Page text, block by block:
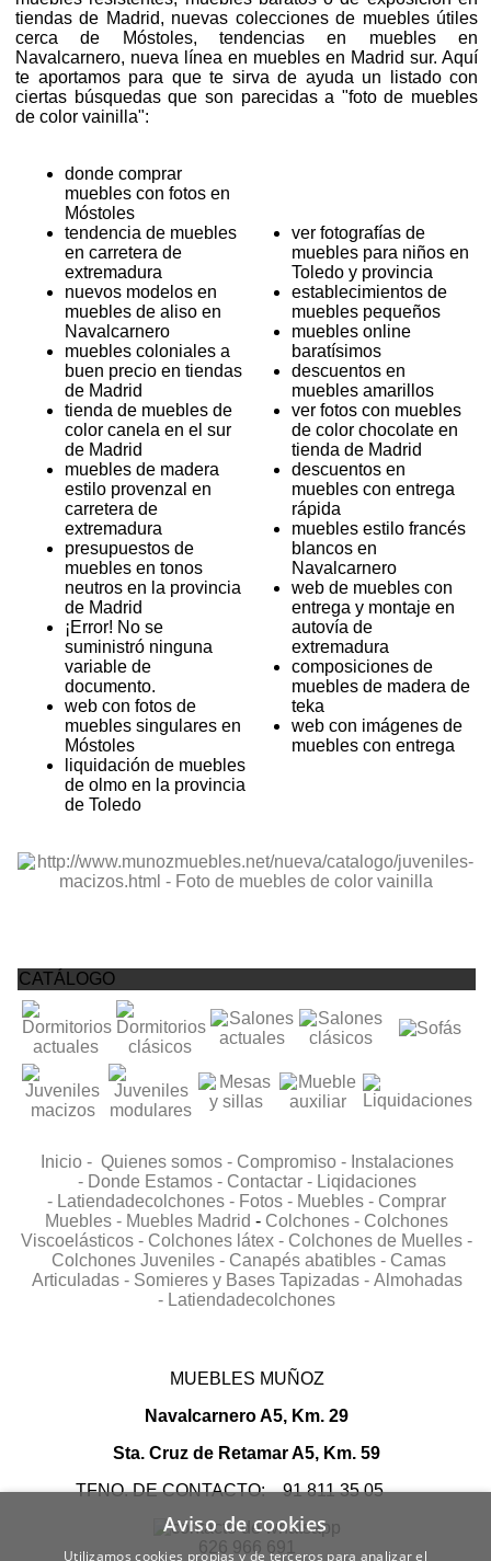
tiendas de Madrid, nuevas colecciones de muebles útiles
cerca de Móstoles, tendencias en muebles en
Navalcarnero, nueva línea en muebles en Madrid sur. Aquí
te aportamos para que te sirva de ayuda un listado con
ciertas búsquedas que son parecidas a "foto de muebles
de color vainilla":
donde comprar
muebles con fotos en
Móstoles
tendencia de muebles
en carretera de
extremadura
nuevos modelos en
muebles de aliso en
Navalcarnero
muebles coloniales a
buen precio en tiendas
de Madrid
tienda de muebles de
color canela en el sur
de Madrid
muebles de madera
estilo provenzal en
carretera de
extremadura
presupuestos de
muebles en tonos
neutros en la provincia
de Madrid
¡Error! No se
suministró ninguna
variable de
documento.
web con fotos de
muebles singulares en
Móstoles
liquidación de muebles
de olmo en la provincia
de Toledo
ver fotografías de
muebles para niños en
Toledo y provincia
establecimientos de
muebles pequeños
muebles online
baratísimos
descuentos en
muebles amarillos
ver fotos con muebles
de color chocolate en
tienda de Madrid
descuentos en
muebles con entrega
rápida
muebles estilo francés
blancos en
Navalcarnero
web de muebles con
entrega y montaje en
autovía de
extremadura
composiciones de
muebles de madera de
teka
web con imágenes de
muebles con entrega
CATÁLOGO
Inicio - Quienes somos - Compromiso - Instalaciones
- Donde Estamos - Contactar - Liqidaciones
- Latiendadecolchones - Fotos - Muebles - Comprar
Muebles - Muebles Madrid - Colchones - Colchones
Viscoelásticos - Colchones látex - Colchones de Muelles -
Colchones Juveniles - Canapés abatibles - Camas
Articuladas - Somieres y Bases Tapizadas - Almohadas
- Latiendadecolchones
MUEBLES MUÑOZ
Navalcarnero A5, Km. 29
Sta. Cruz de Retamar A5, Km. 59
TFNO. DE CONTACTO: 91 811 35 05
626 966 691
Aviso de cookies
Utilizamos cookies propias y de terceros para analizar el